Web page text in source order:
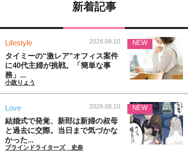
新着記事
Lifestyle 2026.08.10
タイミーの“激レア”オフィス案件
に40代主婦が挑戦。「簡単な事
務」...
小政りょう
NEW
Love 2026.08.10
結婚式で発覚、新郎は新婦の叔母
と過去に交際。当日まで気づかな
かった...
ブラインドライターズ 史奈
NEW